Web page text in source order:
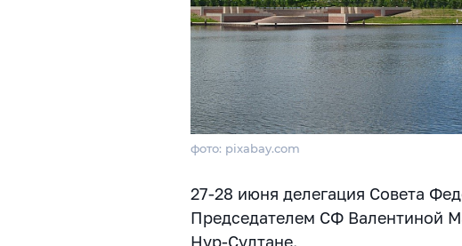
фото: pixabay.com
27-28 июня делегация Совета
Председателем СФ Валентиной
Нур-Султане.